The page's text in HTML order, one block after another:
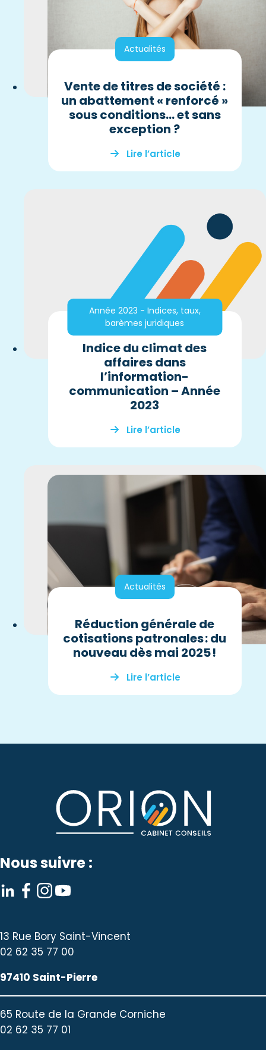
Actualités
Vente de titres de société :
un abattement « renforcé »
sous conditions… et sans
exception ?
Lire l’article
Année 2023 - Indices, taux,
barèmes juridiques
Indice du climat des
affaires dans
l’information-
communication – Année
2023
Lire l’article
Actualités
Réduction générale de
cotisations patronales : du
nouveau dès mai 2025 !
Lire l’article
Nous suivre :
13 Rue Bory Saint-Vincent
02 62 35 77 00
97410 Saint-Pierre
65 Route de la Grande Corniche
02 62 35 77 01